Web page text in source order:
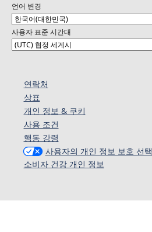
언어 변경
사용자 표준 시간대
연락처
상표
개인 정보 & 쿠키
사용 조건
행동 강령
사용자의 개인 정보 보호 선택
소비자 건강 개인 정보